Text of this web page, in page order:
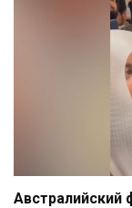
Австралийский